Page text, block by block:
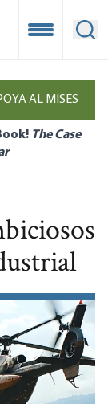
Open
AL MISES
The Case